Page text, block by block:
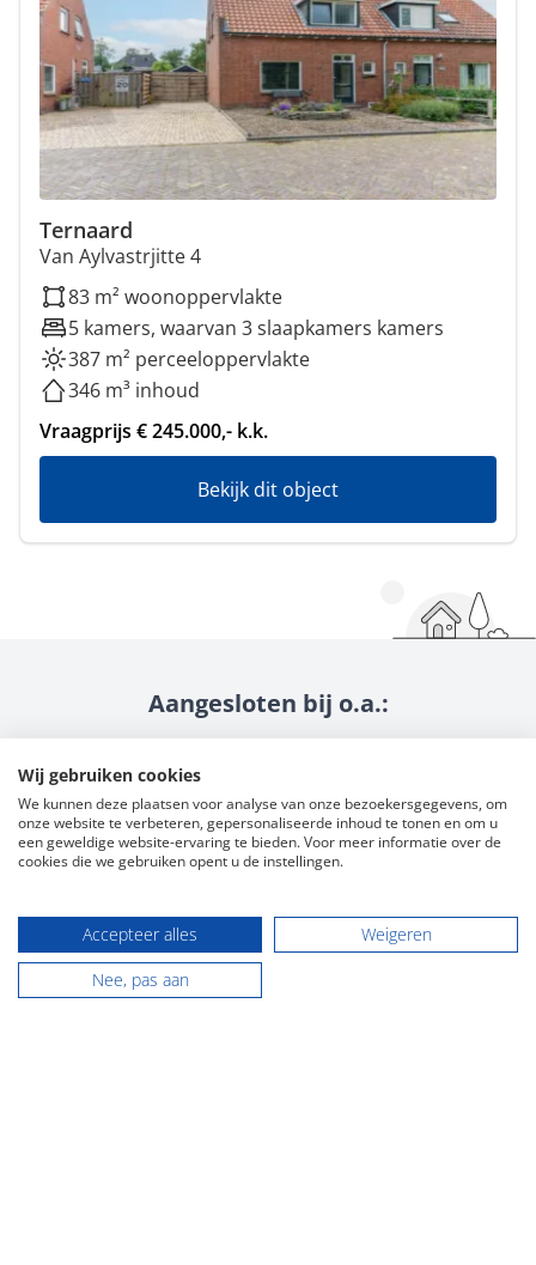
Ternaard
Van Aylvastrjitte 4
83 m² woonoppervlakte
5 kamers, waarvan 3 slaapkamers kamers
387 m² perceeloppervlakte
346 m³ inhoud
Vraagprijs € 245.000,- k.k.
Bekijk dit object
Aangesloten bij o.a.:
Contact
Wij gebruiken cookies
We kunnen deze plaatsen voor analyse van onze bezoekersgegevens, om
onze website te verbeteren, gepersonaliseerde inhoud te tonen en om u
een geweldige website-ervaring te bieden. Voor meer informatie over de
cookies die we gebruiken opent u de instellingen.
Accepteer alles
Weigeren
Nee, pas aan